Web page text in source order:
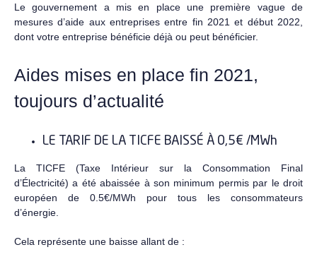
Le gouvernement a mis en place une première vague de
mesures d’aide aux entreprises entre fin 2021 et début 2022,
dont votre entreprise bénéficie déjà ou peut bénéficier.
Aides mises en place fin 2021,
toujours d’actualité
LE TARIF DE LA TICFE BAISSÉ À 0,5€ /MWh
La TICFE (Taxe Intérieur sur la Consommation Final
d’Électricité) a été abaissée à son minimum permis par le droit
européen de 0.5€/MWh pour tous les consommateurs
d’énergie.
Cela représente une baisse allant de :